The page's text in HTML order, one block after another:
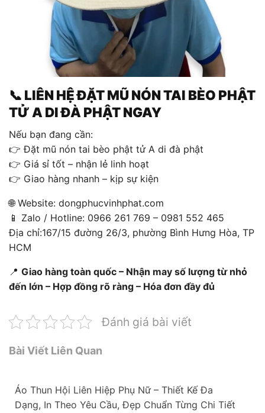
📞 LIÊN HỆ ĐẶT MŨ NÓN TAI BÈO PHẬT
TỬ A DI ĐÀ PHẬT NGAY
Nếu bạn đang cần:
👉 Đặt mũ nón tai bèo phật tử A di đà phật
👉 Giá sỉ tốt – nhận lẻ linh hoạt
👉 Giao hàng nhanh – kịp sự kiện
🌐 Website: dongphucvinhphat.com
📱 Zalo / Hotline: 0966 261 769 – 0981 552 465
Địa chỉ:167/15 đường 26/3, phường Bình Hưng Hòa, TP
HCM
📍 Giao hàng toàn quốc – Nhận may số lượng từ nhỏ
đến lớn – Hợp đồng rõ ràng – Hóa đơn đầy đủ
Đánh giá bài viết
Bài Viết Liên Quan
Áo Thun Hội Liên Hiệp Phụ Nữ – Thiết Kế Đa
Dạng, In Theo Yêu Cầu, Đẹp Chuẩn Từng Chi Tiết